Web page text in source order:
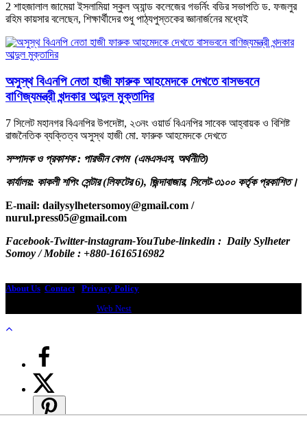
2 শাহজালাল জামেয়া ইসলামিয়া স্কুল অ্যান্ড কলেজের গভর্নিং বডির সভাপতি ড. ফজলুর
রহিম কায়সার বলেছেন, শিক্ষার্থীদের শুধু পাঠ্যপুস্তকের জ্ঞানার্জনের মধ্যেই
অসুস্থ বিএনপি নেতা হাজী ফারুক আহমেদকে দেখতে বাসভবনে
বাণিজ্যমন্ত্রী খন্দকার আব্দুল মুক্তাদির
7 সিলেট মহানগর বিএনপির উপদেষ্টা, ২৩নং ওয়ার্ড বিএনপির সাবেক আহ্বায়ক ও বিশিষ্ট
রাজনৈতিক ব্যক্তিত্ব অসুস্থ হাজী মো. ফারুক আহমেদকে দেখতে
সম্পাদক ও প্রকাশক : পারভীন বেগম (এমএসএস, অর্থনীতি)
কার্যালয়: কাকলী শপিং সেন্টার (লিফটের 6), জিন্দাবাজার, সিলেট-৩১০০ কর্তৃক প্রকাশিত।
E-mail: dailysylhetersomoy@gmail.com /
nurul.press05@gmail.com
Facebook-Twitter-instagram-YouTube-linkedin : Daily Sylheter
Somoy / Mobile : +880-1616516982
About Us Contact
Privacy Policy
Web Nest